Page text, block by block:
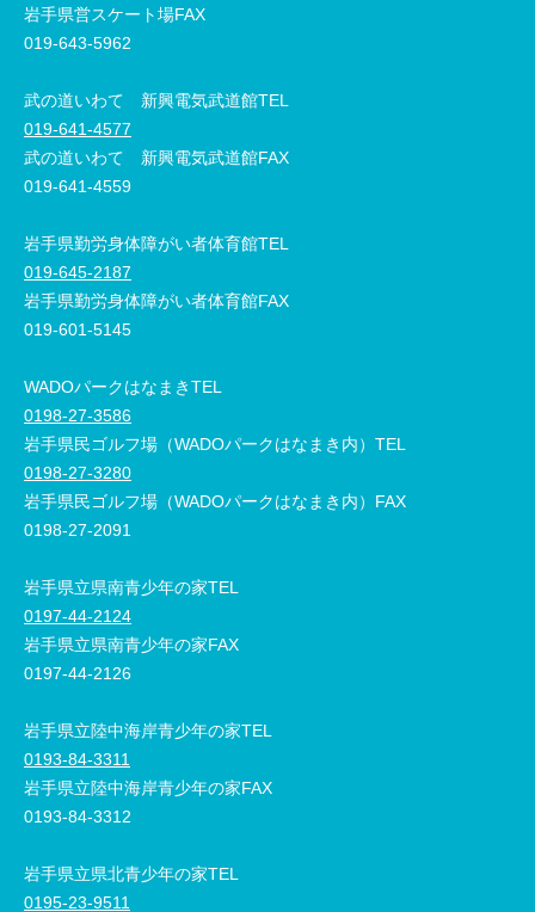
岩手県営スケート場FAX
019-643-5962
武の道いわて 新興電気武道館TEL
019-641-4577
武の道いわて 新興電気武道館FAX
019-641-4559
岩手県勤労身体障がい者体育館TEL
019-645-2187
岩手県勤労身体障がい者体育館FAX
019-601-5145
WADOパークはなまきTEL
0198-27-3586
岩手県民ゴルフ場（WADOパークはなまき内）TEL
0198-27-3280
岩手県民ゴルフ場（WADOパークはなまき内）FAX
0198-27-2091
岩手県立県南青少年の家TEL
0197-44-2124
岩手県立県南青少年の家FAX
0197-44-2126
岩手県立陸中海岸青少年の家TEL
0193-84-3311
岩手県立陸中海岸青少年の家FAX
0193-84-3312
岩手県立県北青少年の家TEL
0195-23-9511